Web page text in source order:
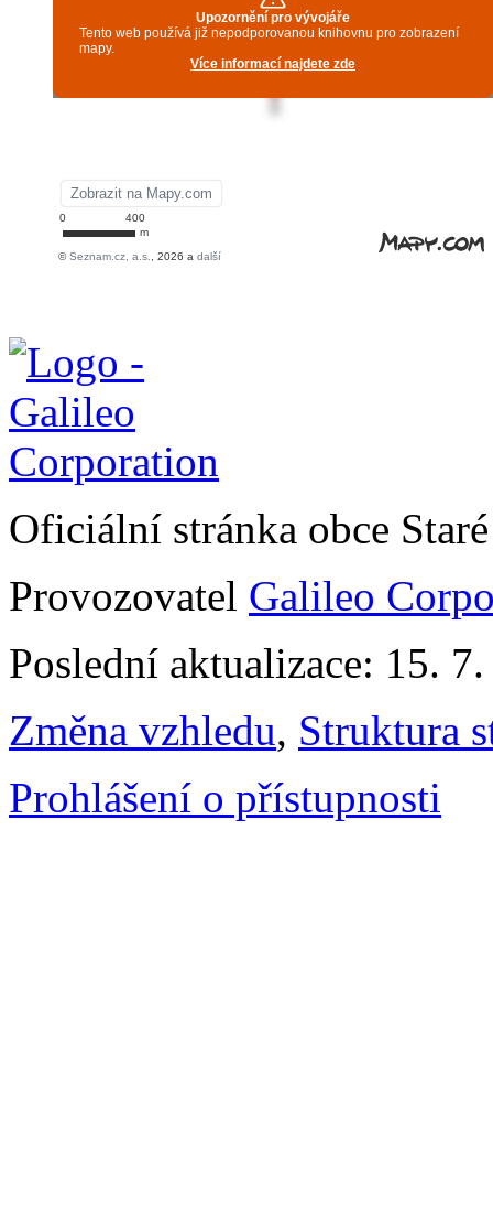
Oficiální stránka obce
Provozovatel Galileo
Poslední aktualizace: 15.
Změna vzhledu, Struktura
Prohlášení o přístupnosti